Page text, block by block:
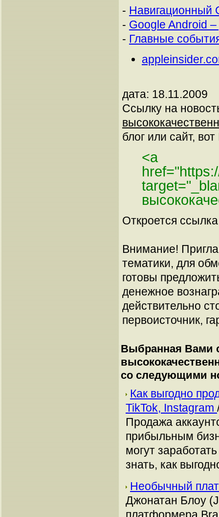
- Навигационный
- Google Android
- Главные
дата: 18.11.2009
Ссылку на
блог или сайт,
<a
Откроется
Внимание!
тематики, для
готовы
денежное
действительно
первоисточник,
Выбранная Вами
со следующими
Как выгодно
TikTok, Instagram
Продажа
прибыльным
могут
знать, как
Необычный
Джонатан Блоу